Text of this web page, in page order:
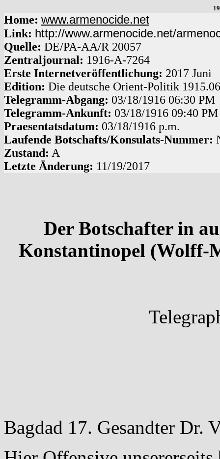
Home: www.armenocide.net
Link: http://www.armenocide.net/
Quelle: DE/PA-AA/R 20057
Zentraljournal: 1916-A-7264
Erste Internetveröffentlichung: 2017 Juni
Edition: Die deutsche Orient-Politik
Telegramm-Abgang: 03/18/1916 06:30 PM
Telegramm-Ankunft: 03/18/1916 09:40 PM
Praesentatsdatum: 03/18/1916 p.m.
Laufende Botschafts/Konsulats-Nummer:
Zustand: A
Letzte Änderung: 11/19/2017
Der Botschafter in
Konstantinopel (Wolff-
Bagdad 17. Gesandter Dr.